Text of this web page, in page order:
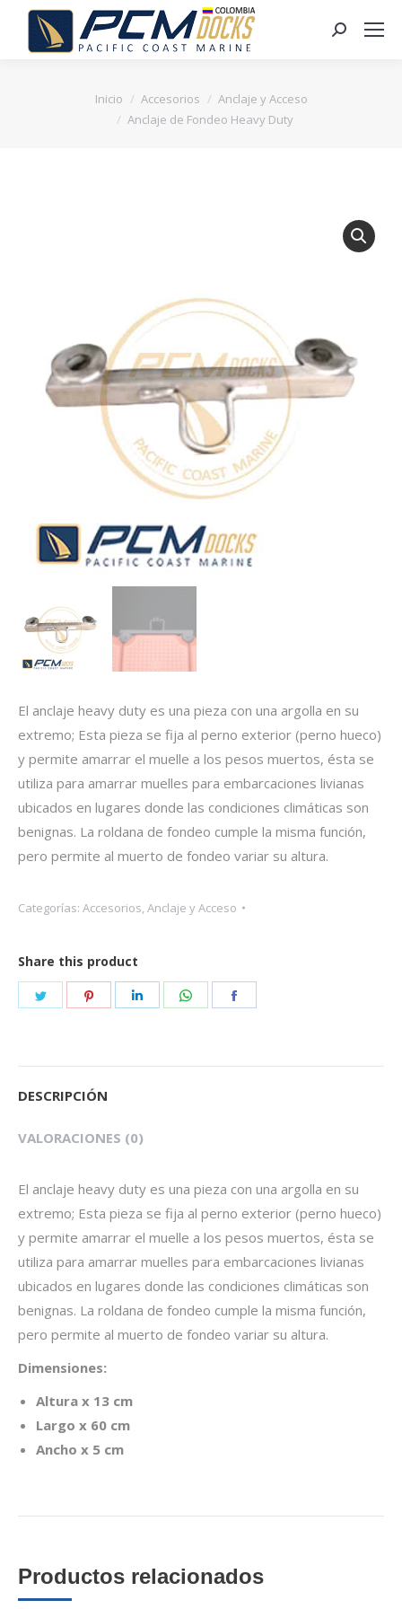
Buscar:
Inicio Accesorios
Anclaje y Acceso
Anclaje de Fondeo Heavy Duty
El anclaje heavy duty es una pieza con una argolla en su
extremo; Esta pieza se fija al perno exterior (perno hueco)
y permite amarrar el muelle a los pesos muertos, ésta se
utiliza para amarrar muelles para embarcaciones livianas
ubicados en lugares donde las condiciones climáticas son
benignas. La roldana de fondeo cumple la misma función,
pero permite al muerto de fondeo variar su altura.
Categorías: Accesorios Anclaje y Acceso
Share this product
Share
Share
Share
Share
DESCRIPCIÓN
VALORACIONES (0)
El anclaje heavy duty es una pieza con una argolla en su
extremo; Esta pieza se fija al perno exterior (perno hueco)
y permite amarrar el muelle a los pesos muertos, ésta se
utiliza para amarrar muelles para embarcaciones livianas
ubicados en lugares donde las condiciones climáticas son
benignas. La roldana de fondeo cumple la misma función,
pero permite al muerto de fondeo variar su altura.
Dimensiones:
Altura x 13 cm
Largo x 60 cm
Ancho x 5 cm
Productos relacionados